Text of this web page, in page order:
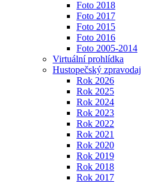
Foto 2018
Foto 2017
Foto 2015
Foto 2016
Foto 2005-2014
Virtuální prohlídka
Hustopečský zpravodaj
Rok 2026
Rok 2025
Rok 2024
Rok 2023
Rok 2022
Rok 2021
Rok 2020
Rok 2019
Rok 2018
Rok 2017